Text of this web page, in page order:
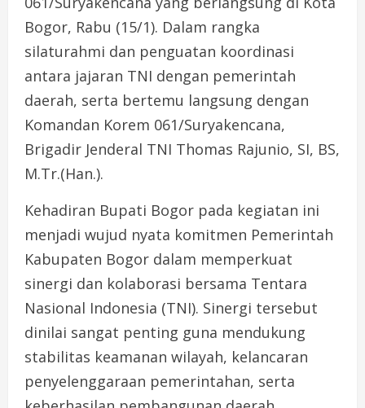
Bogor, Rabu (15/1). Dalam rangka
silaturahmi dan penguatan koordinasi
antara jajaran TNI dengan pemerintah
daerah, serta bertemu langsung dengan
Komandan Korem 061/Suryakencana,
Brigadir Jenderal TNI Thomas Rajunio, SI, BS,
M.Tr.(Han.).
Kehadiran Bupati Bogor pada kegiatan ini
menjadi wujud nyata komitmen Pemerintah
Kabupaten Bogor dalam memperkuat
sinergi dan kolaborasi bersama Tentara
Nasional Indonesia (TNI). Sinergi tersebut
dinilai sangat penting guna mendukung
stabilitas keamanan wilayah, kelancaran
penyelenggaraan pemerintahan, serta